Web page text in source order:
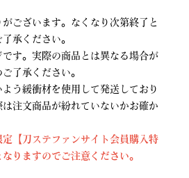
がございます。なくなり次第終了と
承ください。
です。実際の商品とは異なる場合が
了承ください。
よう緩衝材を使用して発送しており
注文商品が紛れていないかお確か
【刀ステファンサイト会員購入特
りますのでご注意ください。